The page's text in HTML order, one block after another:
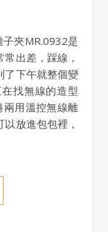
出差，踩線，
了下午就整個變
找無線的造型
用溫控無線離
放進包包裡，